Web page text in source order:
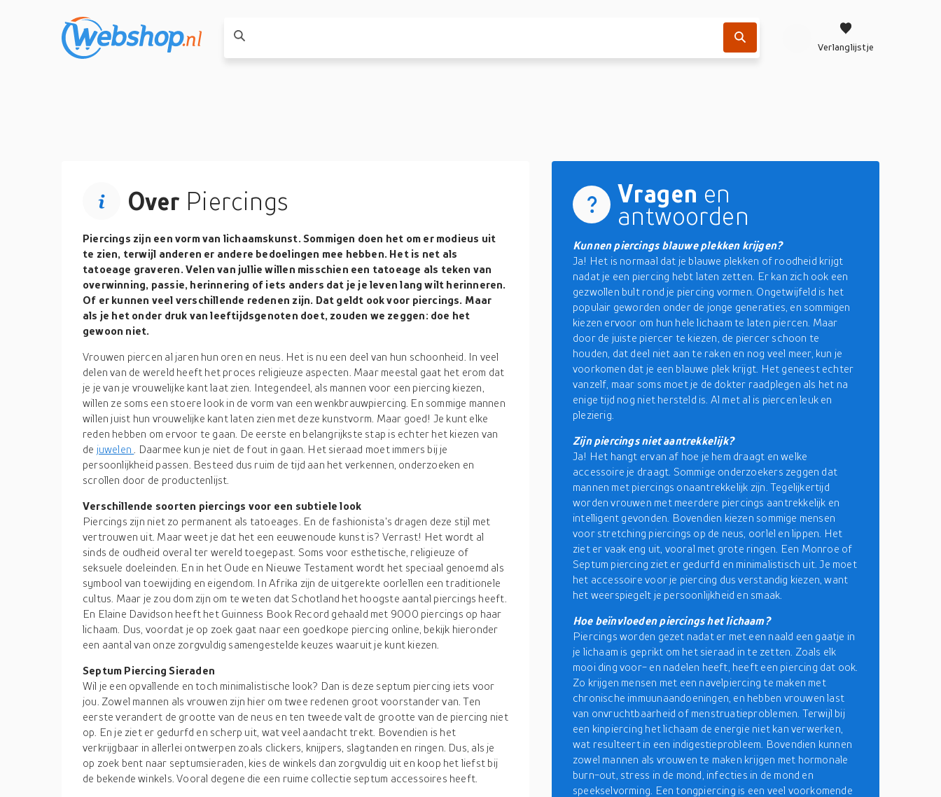
Verlanglijstje
Over Piercings
Piercings zijn een vorm van lichaamskunst. Sommigen doen het om er modieus uit
te zien, terwijl anderen er andere bedoelingen mee hebben. Het is net als
tatoeage graveren. Velen van jullie willen misschien een tatoeage als teken van
overwinning, passie, herinnering of iets anders dat je je leven lang wilt herinneren.
Of er kunnen veel verschillende redenen zijn. Dat geldt ook voor piercings. Maar
als je het onder druk van leeftijdsgenoten doet, zouden we zeggen: doe het
gewoon niet.
Vrouwen piercen al jaren hun oren en neus. Het is nu een deel van hun schoonheid. In veel
delen van de wereld heeft het proces religieuze aspecten. Maar meestal gaat het erom dat
je je van je vrouwelijke kant laat zien. Integendeel, als mannen voor een piercing kiezen,
willen ze soms een stoere look in de vorm van een wenkbrauwpiercing. En sommige mannen
willen juist hun vrouwelijke kant laten zien met deze kunstvorm. Maar goed! Je kunt elke
reden hebben om ervoor te gaan. De eerste en belangrijkste stap is echter het kiezen van
de juwelen
. Daarmee kun je niet de fout in gaan. Het sieraad moet immers bij je
persoonlijkheid passen. Besteed dus ruim de tijd aan het verkennen, onderzoeken en
scrollen door de productenlijst.
Verschillende soorten piercings voor een subtiele look
Piercings zijn niet zo permanent als tatoeages. En de fashionista's dragen deze stijl met
vertrouwen uit. Maar weet je dat het een eeuwenoude kunst is? Verrast! Het wordt al
sinds de oudheid overal ter wereld toegepast. Soms voor esthetische, religieuze of
seksuele doeleinden. En in het Oude en Nieuwe Testament wordt het speciaal genoemd als
symbool van toewijding en eigendom. In Afrika zijn de uitgerekte oorlellen een traditionele
cultus. Maar je zou dom zijn om te weten dat Schotland het hoogste aantal piercings heeft.
En Elaine Davidson heeft het Guinness Book Record gehaald met 9000 piercings op haar
lichaam. Dus, voordat je op zoek gaat naar een goedkope piercing online, bekijk hieronder
een aantal van onze zorgvuldig samengestelde keuzes waaruit je kunt kiezen.
Septum Piercing Sieraden
Wil je een opvallende en toch minimalistische look? Dan is deze septum piercing iets voor
jou. Zowel mannen als vrouwen zijn hier om twee redenen groot voorstander van. Ten
eerste verandert de grootte van de neus en ten tweede valt de grootte van de piercing niet
op. En je ziet er gedurfd en scherp uit, wat veel aandacht trekt. Bovendien is het
verkrijgbaar in allerlei ontwerpen zoals clickers, knijpers, slagtanden en ringen. Dus, als je
op zoek bent naar septumsieraden, kies de winkels dan zorgvuldig uit en koop het liefst bij
de bekende winkels. Vooral degene die een ruime collectie septum accessoires heeft.
Vragen en
antwoorden
Kunnen piercings blauwe plekken krijgen?
Ja! Het is normaal dat je blauwe plekken of roodheid krijgt
nadat je een piercing hebt laten zetten. Er kan zich ook een
gezwollen bult rond je piercing vormen. Ongetwijfeld is het
populair geworden onder de jonge generaties, en sommigen
kiezen ervoor om hun hele lichaam te laten piercen. Maar
door de juiste piercer te kiezen, de piercer schoon te
houden, dat deel niet aan te raken en nog veel meer, kun je
voorkomen dat je een blauwe plek krijgt. Het geneest echter
vanzelf, maar soms moet je de dokter raadplegen als het na
enige tijd nog niet hersteld is. Al met al is piercen leuk en
plezierig.
Zijn piercings niet aantrekkelijk?
Ja! Het hangt ervan af hoe je hem draagt en welke
accessoire je draagt. Sommige onderzoekers zeggen dat
mannen met piercings onaantrekkelijk zijn. Tegelijkertijd
worden vrouwen met meerdere piercings aantrekkelijk en
intelligent gevonden. Bovendien kiezen sommige mensen
voor stretching piercings op de neus, oorlel en lippen. Het
ziet er vaak eng uit, vooral met grote ringen. Een Monroe of
Septum piercing ziet er gedurfd en minimalistisch uit. Je moet
het accessoire voor je piercing dus verstandig kiezen, want
het weerspiegelt je persoonlijkheid en smaak.
Hoe beïnvloeden piercings het lichaam?
Piercings worden gezet nadat er met een naald een gaatje in
je lichaam is geprikt om het sieraad in te zetten. Zoals elk
mooi ding voor- en nadelen heeft, heeft een piercing dat ook.
Zo krijgen mensen met een navelpiercing te maken met
chronische immuunaandoeningen, en hebben vrouwen last
van onvruchtbaarheid of menstruatieproblemen. Terwijl bij
een kinpiercing het lichaam de energie niet kan verwerken,
wat resulteert in een indigestieprobleem. Bovendien kunnen
zowel mannen als vrouwen te maken krijgen met hormonale
burn-out, stress in de mond, infecties in de mond en
speekselvorming. Een tongpiercing is een veel voorkomende